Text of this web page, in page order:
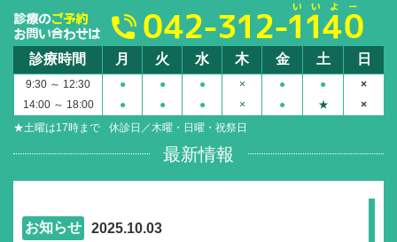
診療時間 月 火 水 木 金 土 日
9:30 ～ 12:30 ● ● ● × ● ●
×
14:00 ～ 18:00
● ● ● × ● ★
×
★土曜は17時まで
休診日／木曜・日曜・祝祭日
最新情報
お知らせ 2025.10.03